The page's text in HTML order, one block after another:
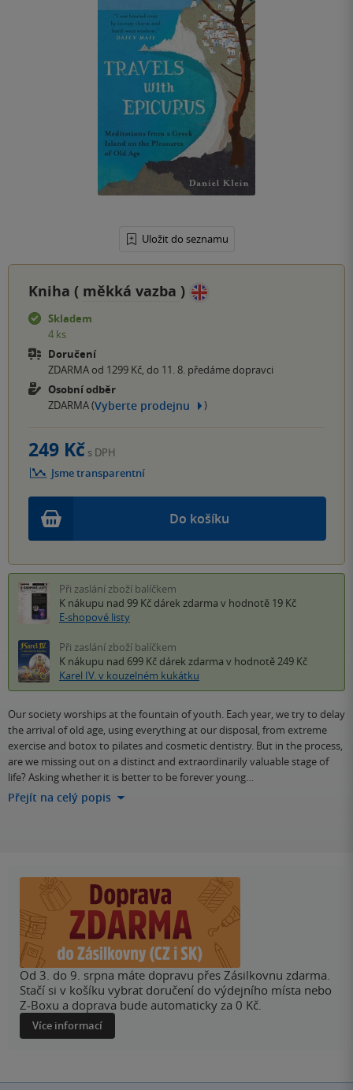
Uložit do seznamu
Kniha ( měkká vazba )
Skladem
4 ks
Doručení
ZDARMA od 1299 Kč, do 11. 8. předáme dopravci
Osobní odběr
ZDARMA (Vyberte prodejnu )
Do košíku
249 Kč s DPH
Jsme transparentní
Při zaslání zboží balíčkem
K nákupu nad 99 Kč dárek zdarma v hodnotě 19 Kč
E-shopové listy
Při zaslání zboží balíčkem
K nákupu nad 699 Kč dárek zdarma v hodnotě 249 Kč
Karel IV. v kouzelném kukátku
Our society worships at the fountain of youth. Each year, we try to delay
the arrival of old age, using everything at our disposal, from extreme
exercise and botox to pilates and cosmetic dentistry. But in the process,
are we missing out on a distinct and extraordinarily valuable stage of
life? Asking whether it is better to be forever young…
Přejít na celý popis
Od 3. do 9. srpna máte dopravu přes Zásilkovnu zdarma.
Stačí si v košíku vybrat doručení do výdejního místa nebo
Z-Boxu a doprava bude automaticky za 0 Kč.
Více informací